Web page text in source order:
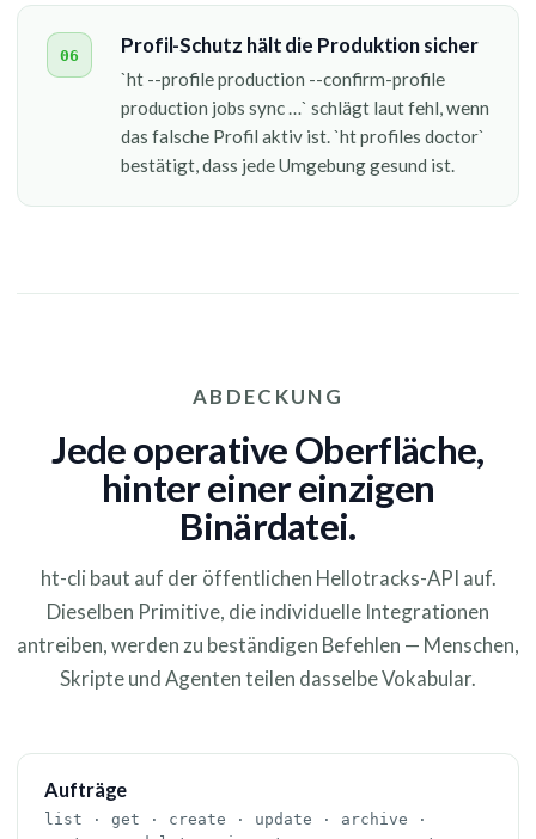
06 Profil-Schutz hält die Produktion sicher
`ht --profile production --confirm-profile
production jobs sync …` schlägt laut fehl, wenn
das falsche Profil aktiv ist. `ht profiles doctor`
bestätigt, dass jede Umgebung gesund ist.
ABDECKUNG
Jede operative Oberfläche,
hinter einer einzigen
Binärdatei.
ht-cli baut auf der öffentlichen Hellotracks-API auf.
Dieselben Primitive, die individuelle Integrationen
antreiben, werden zu beständigen Befehlen — Menschen,
Skripte und Agenten teilen dasselbe Vokabular.
Aufträge
list · get · create · update · archive ·